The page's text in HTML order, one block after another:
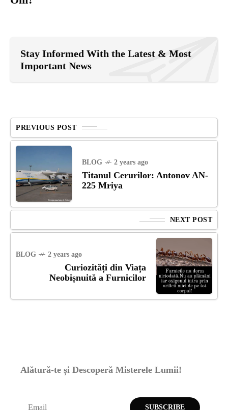
Stay Informed With the Latest & Most
Important News
PREVIOUS POST
BLOG 2 years ago
Titanul Cerurilor: Antonov AN-
225 Mriya
NEXT POST
BLOG 2 years ago
Curiozități din Viața
Neobișnuită a Furnicilor
Alătură-te și Descoperă Misterele Lumii!